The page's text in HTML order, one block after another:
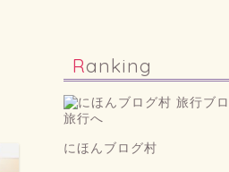
Ranking
にほんブログ村